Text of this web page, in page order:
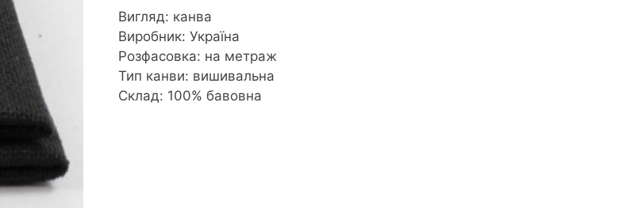
Вигляд: канва
Виробник: Україна
Розфасовка: на метраж
Тип канви: вишивальна
Склад: 100% бавовна